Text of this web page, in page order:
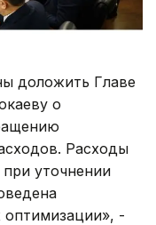
доложить Главе
о
Расходы
уточнении
оптимизации», -